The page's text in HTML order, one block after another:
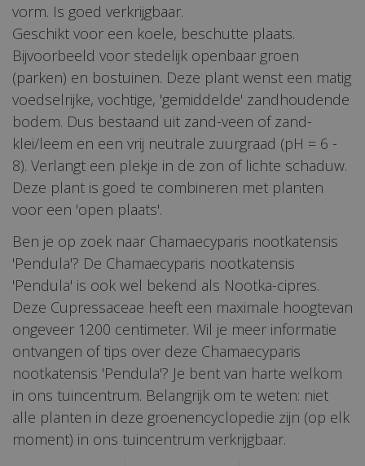
vorm. Is goed verkrijgbaar.
Geschikt voor een koele, beschutte plaats.
Bijvoorbeeld voor stedelijk openbaar groen
(parken) en bostuinen. Deze plant wenst een matig
voedselrijke, vochtige, 'gemiddelde' zandhoudende
bodem. Dus bestaand uit zand-veen of zand-
klei/leem en een vrij neutrale zuurgraad (pH = 6 -
8). Verlangt een plekje in de zon of lichte schaduw.
Deze plant is goed te combineren met planten
voor een 'open plaats'.
Ben je op zoek naar Chamaecyparis nootkatensis
'Pendula'? De Chamaecyparis nootkatensis
'Pendula' is ook wel bekend als Nootka-cipres.
Deze Cupressaceae heeft een maximale hoogtevan
ongeveer 1200 centimeter. Wil je meer informatie
ontvangen of tips over deze Chamaecyparis
nootkatensis 'Pendula'? Je bent van harte welkom
in ons tuincentrum. Belangrijk om te weten: niet
alle planten in deze groenencyclopedie zijn (op elk
moment) in ons tuincentrum verkrijgbaar.